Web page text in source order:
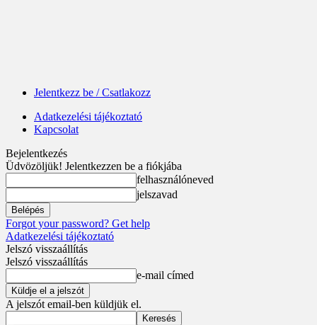
Jelentkezz be / Csatlakozz
Adatkezelési tájékoztató
Kapcsolat
Bejelentkezés
Üdvözöljük! Jelentkezzen be a fiókjába
felhasználóneved
jelszavad
Forgot your password? Get help
Adatkezelési tájékoztató
Jelszó visszaállítás
Jelszó visszaállítás
e-mail címed
A jelszót email-ben küldjük el.